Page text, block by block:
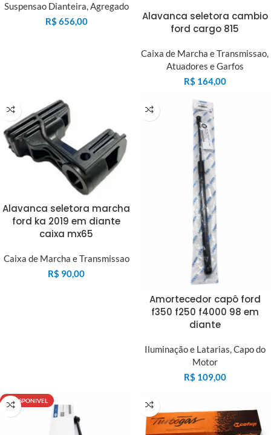
Suspensao Dianteira,Agregado
R$ 656,00
Alavanca seletora cambio
ford cargo 815
Caixa de Marcha e Transmissao,
Atuadores e Garfos
R$ 164,00
Alavanca seletora marcha
ford ka 2019 em diante
caixa mx65
Caixa de Marcha e Transmissao
R$ 90,00
Amortecedor capô ford
f350 f250 f4000 98 em
diante
Iluminação e Latarias Capo do
Motor
R$ 109,00
INDISPONIVEL